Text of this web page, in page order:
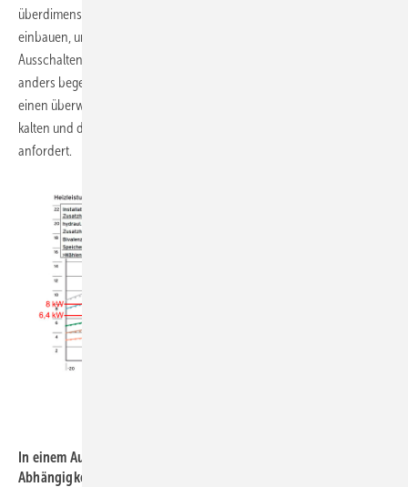
überdimensioniert. Man müsste dann große Heizwasserpuffer
einbauen, um ein Takten zu verhindern, sonst wäre ein stetes Ein- und
Ausschalten die logische Folge. Also sollte man diesen Verhältnissen
anders begegnen. Es wird eine angepasste Leistung gewählt, die für
einen überwiegenden Teil des Jahres völlig ausreicht und nur an sehr
kalten und daher ebenso wenigen Tagen die Hilfe des Heizstabes
anfordert.
In einem Auslegungsdiagramm mit Leistungsdaten von WP in
Abhängigkeit von der Außentemperatur wird der Bivalenzpunkt